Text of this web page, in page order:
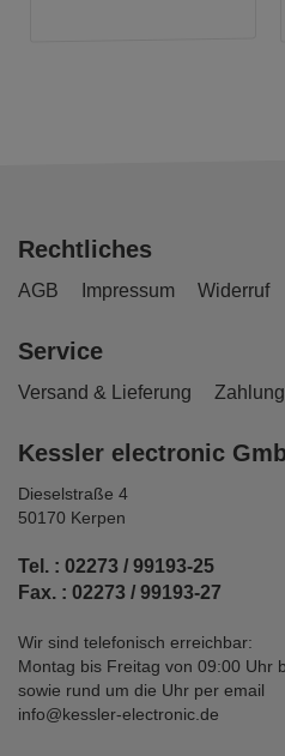
Rechtliches
AGB Impressum Widerruf
Service
Versand & Lieferung
Kessler electronic
Dieselstraße 4
50170 Kerpen
Tel. : 02273 / 99193-25
Fax. : 02273 / 99193-27
Wir sind telefonisch erreichbar:
Montag bis Freitag von 09:00 Uhr
sowie rund um die Uhr per email
info@kessler-electronic.de